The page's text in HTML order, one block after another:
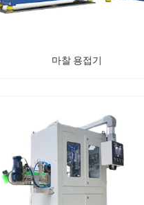
마찰 용접기